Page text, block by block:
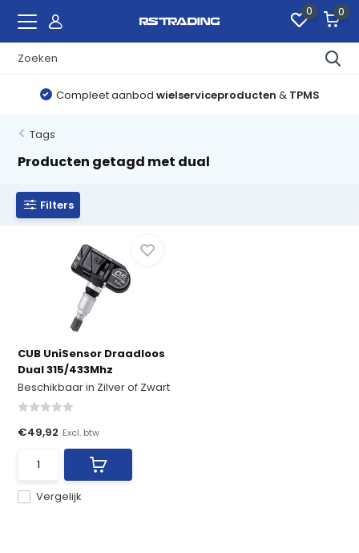
0 0
Compleet aanbod wielserviceproducten & TPMS
Tags
Producten getagd met dual
Filters
CUB UniSensor Draadloos
Dual 315/433Mhz
Beschikbaar in Zilver of Zwart
Vergelijk
€49,92 Excl. btw